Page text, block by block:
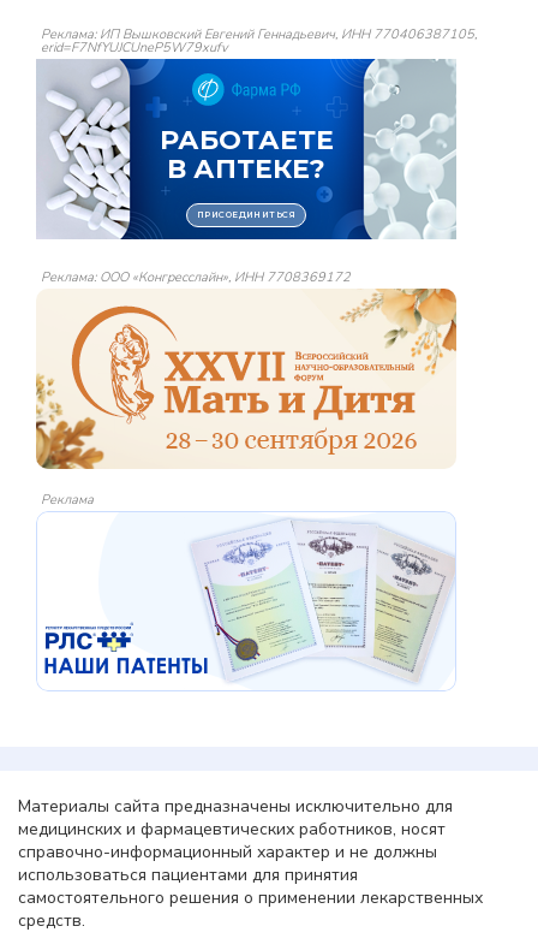
Реклама: ИП Вышковский Евгений Геннадьевич, ИНН 770406387105,
erid=F7NfYUJCUneP5W79xufv
Реклама: ООО «Конгресслайн», ИНН 7708369172
Реклама
Материалы сайта предназначены исключительно для
медицинских и фармацевтических работников, носят
справочно-информационный характер и не должны
использоваться пациентами для принятия
самостоятельного решения о применении лекарственных
средств.